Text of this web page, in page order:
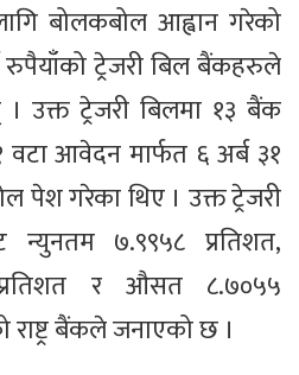
बोलकबोल आह्वान गरेको
रुपैयाँको ट्रेजरी बिल बैंकहरुले
उक्त ट्रेजरी बिलमा १३ बैंक
वटा आवेदन मार्फत ६ अर्ब ३१
पेश गरेका थिए । उक्त ट्रेजरी
न्युनतम ७.९९५८ प्रतिशत,
र औसत ८.७०५५
राष्ट्र बैंकले जनाएको छ ।